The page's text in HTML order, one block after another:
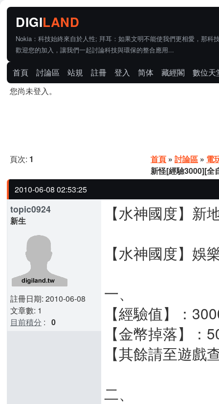
Nokia：科技始終來自於人性; 拜耳：如果文明不能使我們更相愛，那科
歡迎您的加入，讓我們一起討論科技與環保的整合應用...
首頁 討論區 站規 註冊 登入 简体 藏經閣
數位天
您尚未登入。
頁次: 1 首頁 » 討論區 » 電
新怪[經驗3000][全
2010-06-08 02:53:25
topic0924
新生
註冊日期: 2010-06-08
文章數: 1
目前積分 : 0
【水神國度】新
【水神國度】娛
一、
【經驗值】：
【金幣掉落】：
【其餘請至遊戲
二、